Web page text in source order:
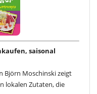
saisonal
Björn Moschinski zeigt
lokalen Zutaten, die